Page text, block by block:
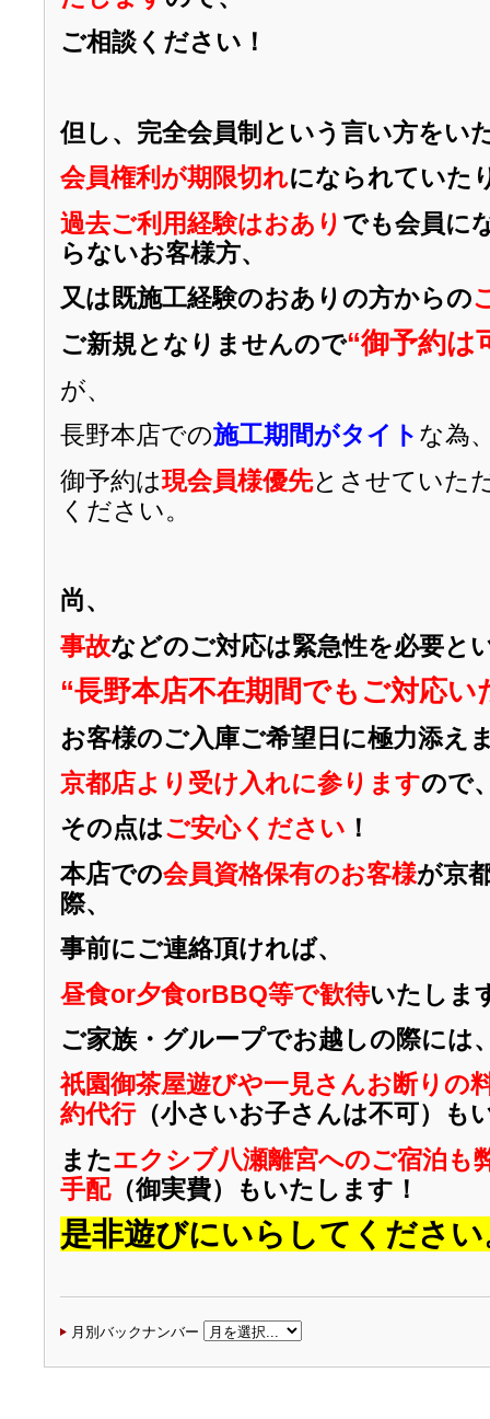
ご相談ください！
但し、完全会員制という言い方をい
会員権利が期限切れになられていた
過去ご利用経験はおあり でも会員に
らないお客様方、
又は既施工経験のおありの方からの
ご新規となりませんので“御予約は
が、
長野本店での施工期間がタイト な為
御予約は現会員様優先とさせていた
ください。
尚、
事故などのご対応は緊急性を必要と
“長野本店不在期間でもご対応い
お客様のご入庫ご希望日に極力添え
京都店より受け入れに参りますので
その点はご安心ください ！
本店での会員資格保有のお客様が京
際、
事前にご連絡頂ければ、
昼食or夕食orBBQ等で歓待いたしま
ご家族・グループでお越しの際には
祇園御茶屋遊びや一見さんお断りの
約代行（小さいお子さんは不可）も
またエクシブ八瀬離宮へのご宿泊も
手配（御実費）もいたします！
是非遊びにいらしてください
月別バックナンバー